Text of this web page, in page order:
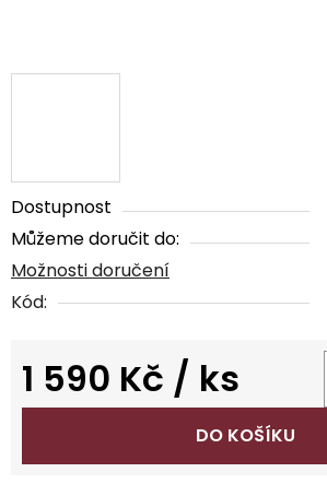
Dostupnost
Můžeme doručit do:
Možnosti doručení
Kód:
1 590 Kč / ks
Měrná cena:
DO KOŠÍKU